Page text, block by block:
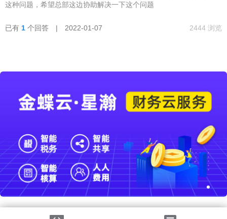
这种问题，希望总部这边协助解决一下这个问题
已有 1 个回答 | 2022-01-07 2444 浏览